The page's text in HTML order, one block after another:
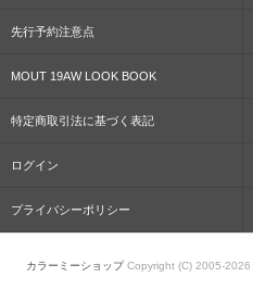
先行予約注意点
MOUT 19AW LOOK BOOK
特定商取引法に基づく表記
ログイン
プライバシーポリシー
カラーミーショップCopyright (C) 2005-2026